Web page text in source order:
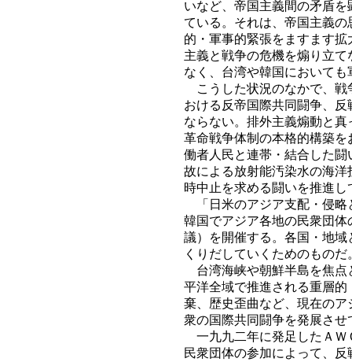
いなど、帝国主義間の矛盾
ている。それは、帝国主義
的・軍事的緊張をますます
主義と戦争の危機を煽り立
なく、台湾や韓国において
こうした状況のなかで、戦
おける反帝国際共同闘争、
ならない。排外主義煽動と
革命戦争体制の本格的構築
働者人民と連帯・結合した
故による放射能汚染水の海
時中止を求める闘いを推進
「日米のアジア支配・侵略
韓国でアジア各地の民衆団
議）を開催する。各国・地
くりだしていくためのもの
台湾海峡や朝鮮半島を焦点
平洋全域で推進される重層
棄、歴史歪曲など、現在の
衆の国際共同闘争を発展させ
一九九二年に発足したＡＷ
民衆団体の参加によって、